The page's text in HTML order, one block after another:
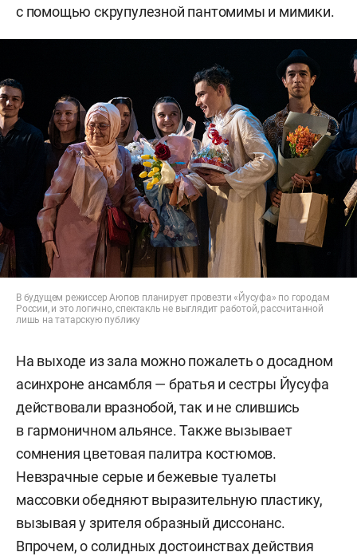
с помощью скрупулезной пантомимы и мимики.
В будущем режиссер Аюпов планирует провезти «Йусуфа» по городам
России, и это логично, спектакль не выглядит работой, рассчитанной
лишь на татарскую публику
На выходе из зала можно пожалеть о досадном
асинхроне ансамбля — братья и сестры Йусуфа
действовали вразнобой, так и не слившись
в гармоничном альянсе. Также вызывает
сомнения цветовая палитра костюмов.
Невзрачные серые и бежевые туалеты
массовки обедняют выразительную пластику,
вызывая у зрителя образный диссонанс.
Впрочем, о солидных достоинствах действия